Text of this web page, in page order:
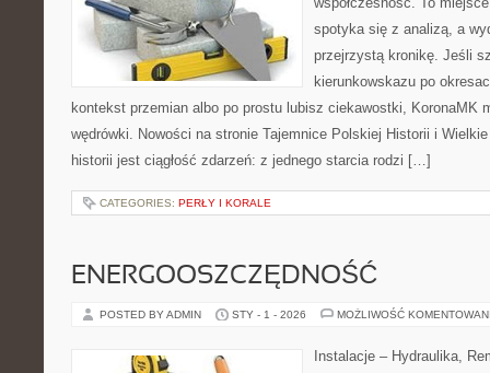
spotyka się z analizą, a
przejrzystą kronikę. Jeśli
kierunkowskazu po
kontekst przemian albo po prostu lubisz ciekawostki, KoronaMK
wędrówki. Nowości na stronie Tajemnice Polskiej Historii i
historii jest ciągłość zdarzeń: z jednego starcia rodzi […]
CATEGORIES: PERŁY I KORALE
ENERGOOSZCZĘDNOŚĆ
POSTED BY ADMIN STY - 1 - 2026 MOŻLIWOŚĆ
Instalacje – Hydraulika,